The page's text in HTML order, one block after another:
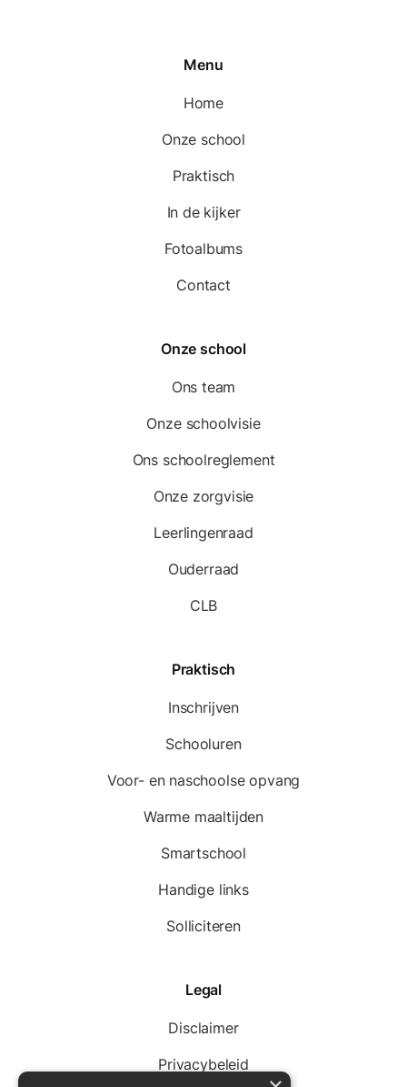
Menu
Home
Onze school
Praktisch
In de kijker
Fotoalbums
Contact
Onze school
Ons team
Onze schoolvisie
Ons schoolreglement
Onze zorgvisie
Leerlingenraad
Ouderraad
CLB
Praktisch
Inschrijven
Schooluren
Voor- en naschoolse opvang
Warme maaltijden
Smartschool
Handige links
Solliciteren
Legal
Disclaimer
Privacybeleid